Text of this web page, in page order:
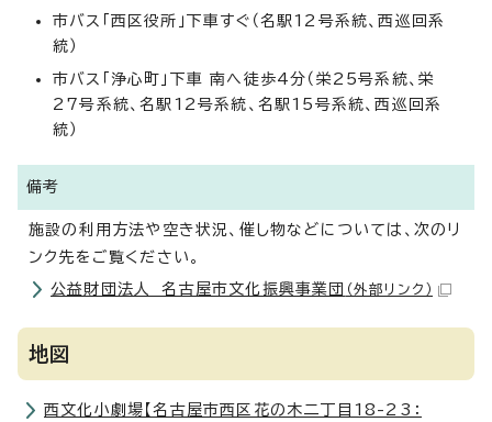
市バス「西区役所」下車すぐ（名駅12号系統、西巡回系
統）
市バス「浄心町」下車 南へ徒歩4分（栄25号系統、栄
27号系統、名駅12号系統、名駅15号系統、西巡回系
統）
備考
施設の利用方法や空き状況、催し物などについては、次のリ
ンク先をご覧ください。
公益財団法人 名古屋市文化振興事業団 （外部リンク）
地図
西文化小劇場【名古屋市西区花の木二丁目18-23：